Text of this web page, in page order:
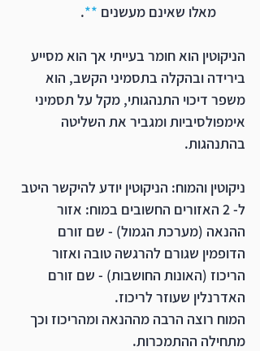
מאלו שאינם מעשנים **
.
הניקוטין הוא חומר בעייתי אך הוא מסייע
בירידה ובהקלה בתסמיני הקשב, הוא
משפר דיכוי התנהגותי, מקל על תסמיני
אימפולסיביות ומגביר את השליטה
בהתנהגות.
ניקוטין והמוח: הניקוטין יודע להיקשר היטב
ל- 2 האזורים החשובים במוח:
אזור
ההנאה (מערכת הגמול) - שם זורם
הדופמין שגורם להרגשה טובה ואזור
הריכוז (האונות החושבות) - שם זורם
האדרנלין שעוזר לריכוז.
המוח רוצה הרבה מההנאה ומהריכוז וכך
מתחילה ההתמכרות.